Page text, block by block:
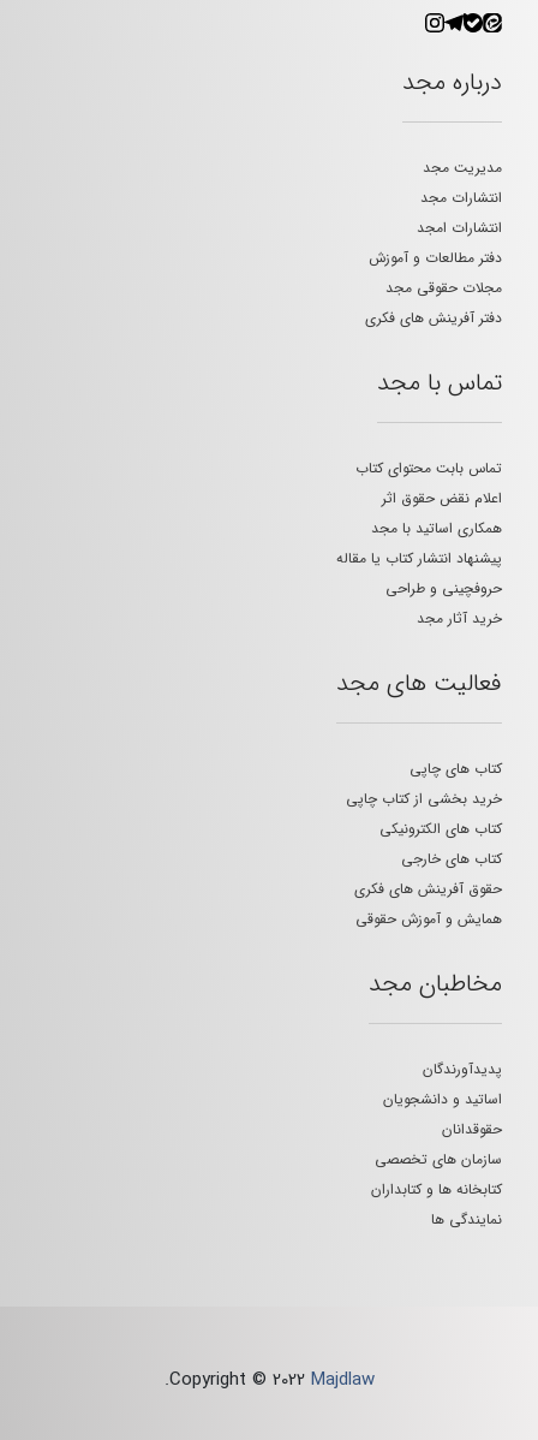
درباره مجد
مدیریت مجد
انتشارات مجد
انتشارات امجد
دفتر مطالعات و آموزش
مجلات حقوقی مجد
دفتر آفرینش های فکری
تماس با مجد
تماس بابت محتوای کتاب
اعلام نقض حقوق اثر
همکاری اساتید با مجد
پیشنهاد انتشار کتاب یا مقاله
حروفچینی و طراحی
خرید آثار مجد
فعالیت های مجد
کتاب های چاپی
خرید بخشی از کتاب چاپی
کتاب های الکترونیکی
کتاب های خارجی
حقوق آفرینش های فکری
همایش و آموزش حقوقی
مخاطبان مجد
پدیدآورندگان
اساتید و دانشجویان
حقوقدانان
سازمان های تخصصی
کتابخانه ها و کتابداران
نمایندگی ها
Copyright © 2022 Majdlaw
.